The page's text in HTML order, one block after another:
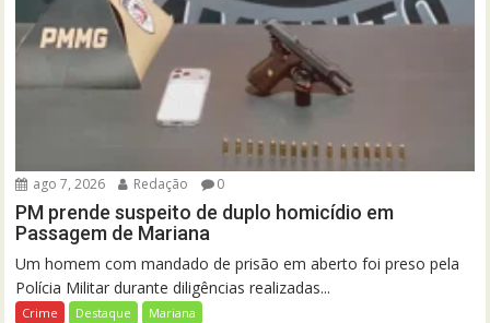
ago 7, 2026 Redação 0
PM prende suspeito de duplo homicídio em
Passagem de Mariana
Um homem com mandado de prisão em aberto foi preso pela
Polícia Militar durante diligências realizadas...
Crime Destaque Mariana